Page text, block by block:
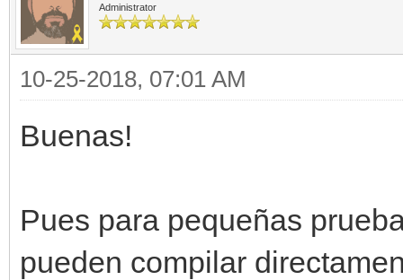
Administrator
10-25-2018, 07:01 AM
Buenas!
Pues para pequeñas
pueden compilar